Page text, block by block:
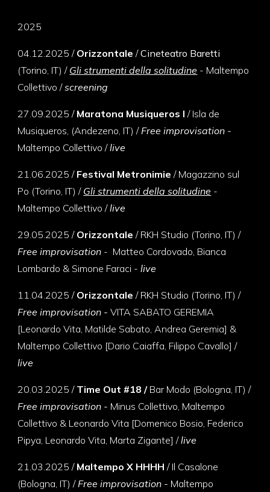
2025
04.12.2025 / Orizzontale /Cineteatro Baretti
(Torino, IT) / Gli strumenti della solitudine - Maltempo
Collettivo/ screening
27.09.2025 / Maratona Musiqueros I/ Isla de
Musiqueros, (Andezeno, IT) /Free improvisation -
Maltempo Collettivo/ live
21.06.2025 / Festival Metronimie/ Magazzino sul
Po (Torino, IT) / Gli strumenti della solitudine -
Maltempo Collettivo/ live
29.05.2025 / Orizzontale / RKH Studio (Torino, IT) /
Free improvisation - Matteo Cordovado, Bianca
Lombardo & Simone Faraci - live
11.04.2025/ Orizzontale / RKH Studio (Torino, IT) /
Free improvisation -VITA SABATO GEREMIA
[Leonardo Vita, Matilde Sabato, Andrea Geremia] &
Maltempo Collettivo [Dario Caiaffa, Filippo Cavallo] /
live
20.03.2025 / Time Out #18 /Bar Modo (Bologna, IT) /
Free improvisation - Minus Collettivo, Maltempo
Collettivo & Leonardo Vita [Domenico Bosio, Federico
Pipya, Leonardo Vita, Marta Zigante] /live
21.03.2025 / Maltempo X HHHH / Il Casalone
(Bologna, IT) /Free improvisation - Maltempo